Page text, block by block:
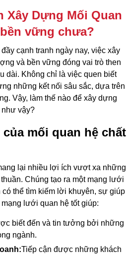
Xây Dựng Mối Quan
vững chưa?
cạnh tranh ngày nay, việc xây
và bền vững đóng vai trò then
dài. Không chỉ là việc quen biết
những kết nối sâu sắc, dựa trên
Vậy, làm thế nào để xây dựng
vậy?
mối quan hệ chất
lại nhiều lợi ích vượt xa những
Chúng tạo ra một mạng lưới
thể tìm kiếm lời khuyên, sự giúp
lưới quan hệ tốt giúp:
biết đến và tin tưởng bởi những
ngành.
Tiếp cận được những khách